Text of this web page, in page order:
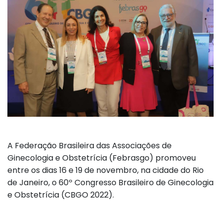
A Federação Brasileira das Associações de
Ginecologia e Obstetrícia (Febrasgo) promoveu
entre os dias 16 e 19 de novembro, na cidade do Rio
de Janeiro, o 60º Congresso Brasileiro de Ginecologia
e Obstetrícia (CBGO 2022).